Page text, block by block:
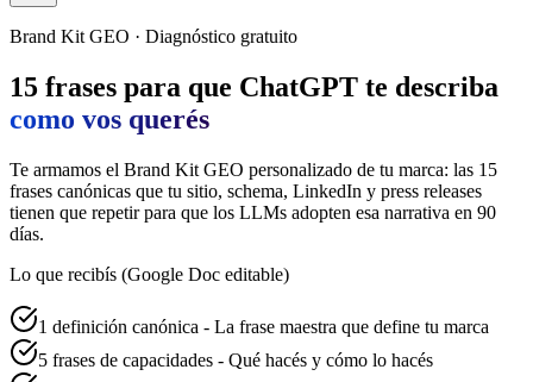
Brand Kit GEO · Diagnóstico gratuito
15 frases para que ChatGPT te describa
como vos querés
Te armamos el Brand Kit GEO personalizado de tu marca: las 15
frases canónicas que tu sitio, schema, LinkedIn y press releases
tienen que repetir para que los LLMs adopten esa narrativa en 90
días.
Lo que recibís (Google Doc editable)
1 definición canónica - La frase maestra que define tu marca
5 frases de capacidades - Qué hacés y cómo lo hacés